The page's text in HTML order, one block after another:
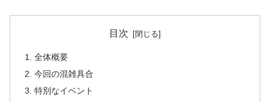
目次
全体概要
今回の混雑具合
特別なイベント